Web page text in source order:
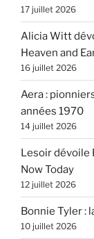
17 juillet 2026
Alicia Witt
Heaven and
16 juillet 2026
Aera :
années 1970
14 juillet 2026
Lesoir dévoile
Now Today
12 juillet 2026
Bonnie Tyler :
10 juillet 2026